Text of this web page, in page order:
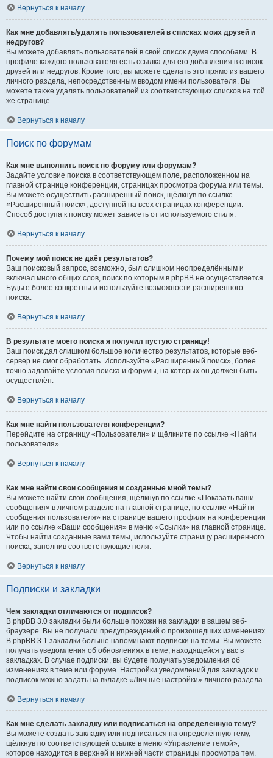
Вернуться к началу
Как мне добавлять/удалять пользователей в списках моих друзей и
недругов?
Вы можете добавлять пользователей в свой список двумя способами. В
профиле каждого пользователя есть ссылка для его добавления в список
друзей или недругов. Кроме того, вы можете сделать это прямо из вашего
личного раздела, непосредственным вводом имени пользователя. Вы
можете также удалять пользователей из соответствующих списков на той
же странице.
Вернуться к началу
Поиск по форумам
Как мне выполнить поиск по форуму или форумам?
Задайте условие поиска в соответствующем поле, расположенном на
главной странице конференции, страницах просмотра форума или темы.
Вы можете осуществить расширенный поиск, щёлкнув по ссылке
«Расширенный поиск», доступной на всех страницах конференции.
Способ доступа к поиску может зависеть от используемого стиля.
Вернуться к началу
Почему мой поиск не даёт результатов?
Ваш поисковый запрос, возможно, был слишком неопределённым и
включал много общих слов, поиск по которым в phpBB не осуществляется.
Будьте более конкретны и используйте возможности расширенного
поиска.
Вернуться к началу
В результате моего поиска я получил пустую страницу!
Ваш поиск дал слишком большое количество результатов, которые веб-
сервер не смог обработать. Используйте «Расширенный поиск», более
точно задавайте условия поиска и форумы, на которых он должен быть
осуществлён.
Вернуться к началу
Как мне найти пользователя конференции?
Перейдите на страницу «Пользователи» и щёлкните по ссылке «Найти
пользователя».
Вернуться к началу
Как мне найти свои сообщения и созданные мной темы?
Вы можете найти свои сообщения, щёлкнув по ссылке «Показать ваши
сообщения» в личном разделе на главной странице, по ссылке «Найти
сообщения пользователя» на странице вашего профиля на конференции
или по ссылке «Ваши сообщения» в меню «Ссылки» на главной странице.
Чтобы найти созданные вами темы, используйте страницу расширенного
поиска, заполнив соответствующие поля.
Вернуться к началу
Подписки и закладки
Чем закладки отличаются от подписок?
В phpBB 3.0 закладки были больше похожи на закладки в вашем веб-
браузере. Вы не получали предупреждений о произошедших изменениях.
В phpBB 3.1 закладки больше напоминают подписки на темы. Вы можете
получать уведомления об обновлениях в теме, находящейся у вас в
закладках. В случае подписки, вы будете получать уведомления об
изменениях в теме или форуме. Настройки уведомлений для закладок и
подписок можно задать на вкладке «Личные настройки» личного раздела.
Вернуться к началу
Как мне сделать закладку или подписаться на определённую тему?
Вы можете создать закладку или подписаться на определённую тему,
щёлкнув по соответствующей ссылке в меню «Управление темой»,
которое находится в верхней и нижней части страницы просмотра тем.